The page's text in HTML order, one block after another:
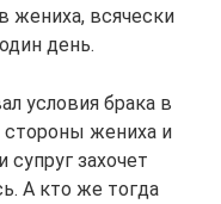
жениха, всячески
день.
условия брака в
стороны жениха и
захочет
А кто же тогда